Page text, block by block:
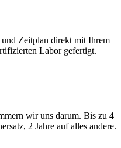
Zeitplan direkt mit Ihrem
Labor gefertigt.
wir uns darum. Bis zu 4
2 Jahre auf alles andere.